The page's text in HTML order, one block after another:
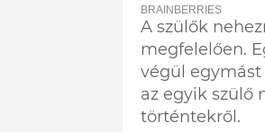
A szülők
megfelelően.
végül
az egyik szülő
történtekről.